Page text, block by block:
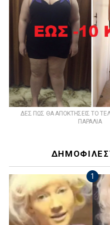
ΔΕΣ ΠΩΣ ΘΑ ΑΠΟΚΤΗΣΕΙΣ ΤΟ
ΠΑΡΑΛΙΑ